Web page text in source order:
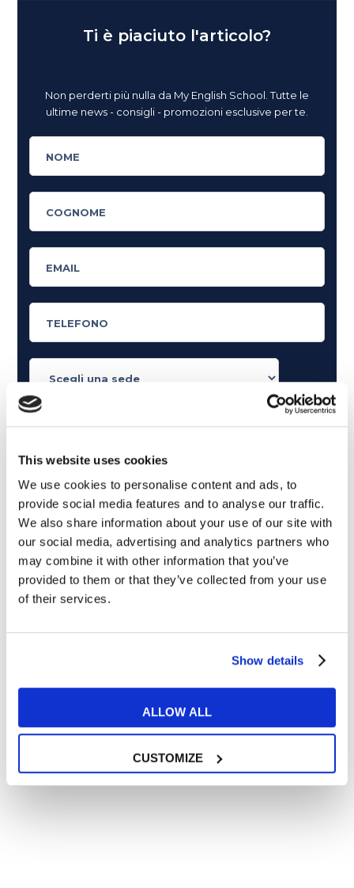
This website uses cookies
We use cookies to personalise content and ads, to
provide social media features and to analyse our traffic.
We also share information about your use of our site with
our social media, advertising and analytics partners who
may combine it with other information that you’ve
provided to them or that they’ve collected from your use
of their services.
Show details
ALLOW ALL
CUSTOMIZE
Ti è piaciuto l'articolo?
Non perderti più nulla da My English School. Tutte le
ultime news - consigli - promozioni esclusive per te.
Articoli dedicati a inglese nel mondo del lavoro
Articoli con tips e new sulla lingua inglese
In quanto di età superiore ai 16 anni, dichiaro di acconsentire
al trattamento dei miei dati personali in conformità
all’ informativa privacy.
relative ai prodotti e servizi a marchio MyES
** le sedi contrassegnate con * offrono sempre solo corsi online
RICHIEDI INFORMAZIONI